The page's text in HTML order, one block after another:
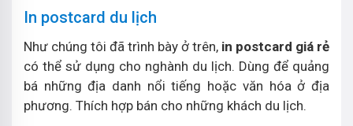
In postcard du lịch
Như chúng tôi đã trình bày ở trên, in postcard giá rẻ
có thể sử dụng cho nghành du lịch. Dùng để quảng
bá những địa danh nổi tiếng hoặc văn hóa ở địa
phương. Thích hợp bán cho những khách du lịch.